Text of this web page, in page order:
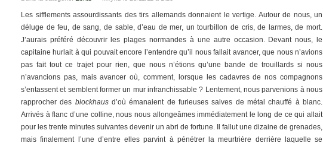
Les sifflements assourdissants des tirs allemands donnaient le vertige. Autour de nous, un
déluge de feu, de sang, de sable, d’eau de mer, un tourbillon de cris, de larmes, de mort.
J’aurais préféré découvrir les plages normandes à une autre occasion. Devant nous, le
capitaine hurlait à qui pouvait encore l’entendre qu’il nous fallait avancer, que nous n’avions
pas fait tout ce trajet pour rien, que nous n’étions qu’une bande de trouillards si nous
n’avancions pas, mais avancer où, comment, lorsque les cadavres de nos compagnons
s’entassent et semblent former un mur infranchissable ? Lentement, nous parvenions à nous
rapprocher des blockhausd’où émanaient de furieuses salves de métal chauffé à blanc.
Arrivés à flanc d’une colline, nous nous allongeâmes immédiatement le long de ce qui allait
pour les trente minutes suivantes devenir un abri de fortune. Il fallut une dizaine de grenades,
mais finalement l’une d’entre elles parvint à pénétrer la meurtrière derrière laquelle se